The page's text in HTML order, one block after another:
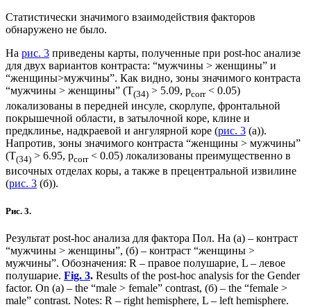
Статистически значимого взаимодействия факторов
обнаружено не было.
На рис. 3 приведены карты, полученные при post-hoc анализе
для двух вариантов контраста: “мужчины > женщины” и
“женщины>мужчины”. Как видно, зоны значимого контраста
“мужчины > женщины” (T(34) > 5.09, pcorr< 0.05)
локализованы в передней инсуле, скорлупе, фронтальной
покрышечной области, в затылочной коре, клине и
предклинье, надкраевой и ангулярной коре (рис. 3 (а)).
Напротив, зоны значимого контраста “женщины > мужчины”
(T(34) > 6.95, pсorr< 0.05) локализованы преимущественно в
височных отделах коры, а также в прецентральной извилине
(рис. 3 (б)).
Рис. 3.
Результат post-hoc анализа для фактора Пол. На (а) – контраст
“мужчины > женщины”, (б) – контраст “женщины >
мужчины”. Обозначения: R – правое полушарие, L – левое
полушарие. Fig. 3. Results of the post-hoc analysis for the Gender
factor. On (a) – the “male > female” contrast, (б) – the “female >
male” contrast. Notes: R – right hemisphere, L – left hemisphere.